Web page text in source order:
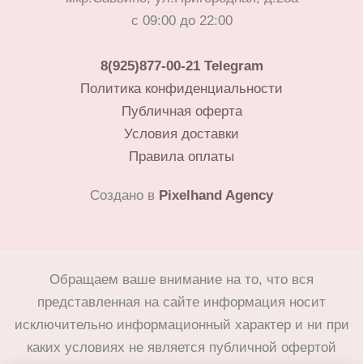
с 09:00 до 22:00
8(925)877-00-21 Telegram
Политика конфиденциальности
Публичная оферта
Условия доставки
Правила оплаты
Создано в Pixelhand Agency
Обращаем ваше внимание на то, что вся
представленная на сайте информация носит
исключительно информационный характер и ни при
каких условиях не является публичной офертой